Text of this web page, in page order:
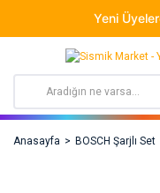
Anasayfa BOSCH Şarjlı Set